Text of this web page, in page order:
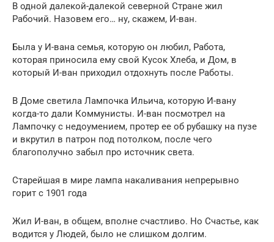
В одной далекой-далекой северной Стране жил
Рабочий. Назовем его… ну, скажем, И-ван.
Была у И-вана семья, которую он любил, Работа,
которая приносила ему свой Кусок Хлеба, и Дом, в
который И-ван приходил отдохнуть после Работы.
В Доме светила Лампочка Ильича, которую И-вану
когда-то дали Коммунисты. И-ван посмотрел на
Лампочку с недоумением, протер ее об рубашку на пузе
и вкрутил в патрон под потолком, после чего
благополучно забыл про источник света.
Старейшая в мире лампа накаливания непрерывно
горит с 1901 года
Жил И-ван, в общем, вполне счастливо. Но Счастье, как
водится у Людей, было не слишком долгим.